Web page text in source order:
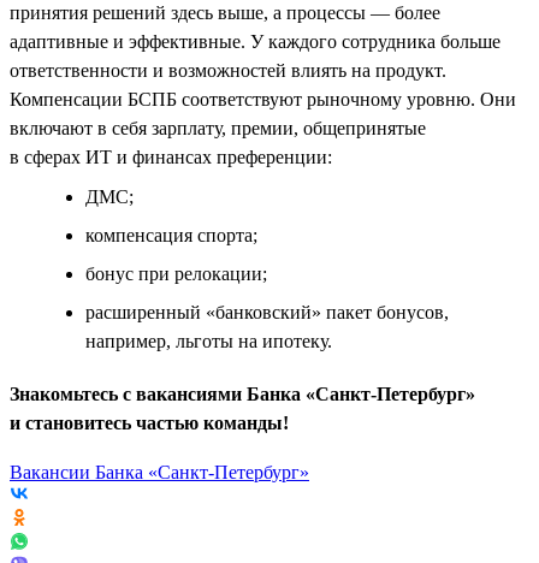
принятия решений здесь выше, а процессы — более
адаптивные и эффективные. У каждого сотрудника больше
ответственности и возможностей влиять на продукт.
Компенсации БСПБ соответствуют рыночному уровню. Они
включают в себя зарплату, премии, общепринятые
в сферах ИТ и финансах преференции:
ДМС;
компенсация спорта;
бонус при релокации;
расширенный «банковский» пакет бонусов,
например, льготы на ипотеку.
Знакомьтесь с вакансиями Банка «Санкт-Петербург»
и становитесь частью команды!
Вакансии Банка «Санкт-Петербург»